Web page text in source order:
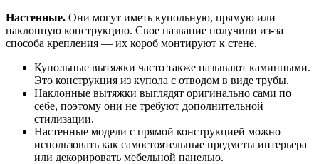
Настенные. Они могут иметь купольную, прямую или
наклонную конструкцию. Свое название получили из-за
способа крепления — их короб монтируют к стене.
Купольные вытяжки часто также называют каминными.
Это конструкция из купола с отводом в виде трубы.
Наклонные вытяжки выглядят оригинально сами по
себе, поэтому они не требуют дополнительной
стилизации.
Настенные модели с прямой конструкцией можно
использовать как самостоятельные предметы интерьера
или декорировать мебельной панелью.